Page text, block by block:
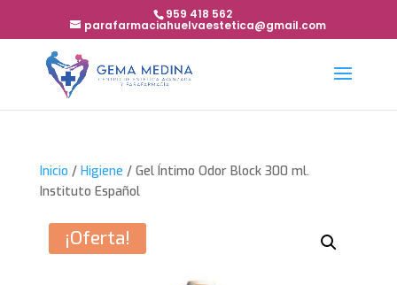
959 418 562
parafarmaciahuelvaestetica@gmail.com
Inicio / Higiene / Gel Íntimo Odor Block 300 ml.
Instituto Español
¡Oferta!